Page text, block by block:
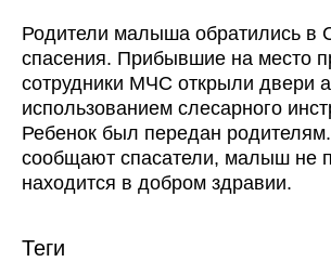
Родители малыша обратились в
спасения. Прибывшие на место
сотрудники МЧС открыли двери
использованием слесарного
Ребенок был передан
сообщают спасатели, малыш не
находится в добром здравии.
Теги